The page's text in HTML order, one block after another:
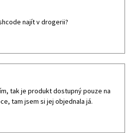
najít v drogerii?
tak je produkt dostupný pouze na
tam jsem si jej objednala já.